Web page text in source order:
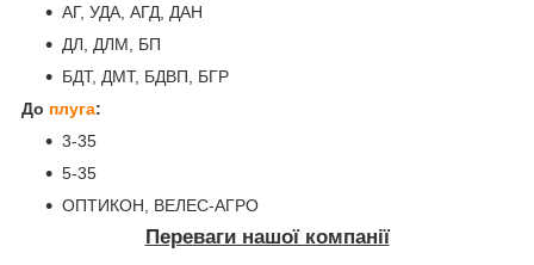
АГ, УДА, АГД, ДАН
ДЛ, ДЛМ, БП
БДТ, ДМТ, БДВП, БГР
До плуга:
3-35
5-35
ОПТИКОН, ВЕЛЕС-АГРО
Переваги нашої компанії